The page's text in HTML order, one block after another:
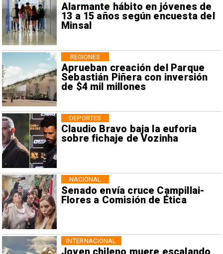
Alarmante hábito en jóvenes de
13 a 15 años según encuesta del
Minsal
Aprueban creación del Parque
Sebastián Piñera con inversión
de $4 mil millones
REGIONES
Claudio Bravo baja la euforia
sobre fichaje de Vozinha
DEPORTES
Senado envía cruce Campillai-
Flores a Comisión de Ética
NACIONAL
INTERNACIONAL